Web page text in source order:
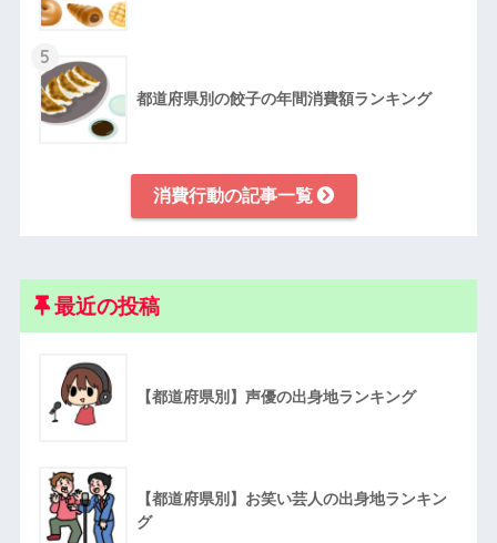
5
都道府県別の餃子の年間消費額ランキング
消費行動の記事一覧
最近の投稿
【都道府県別】声優の出身地ランキング
【都道府県別】お笑い芸人の出身地ランキン
グ